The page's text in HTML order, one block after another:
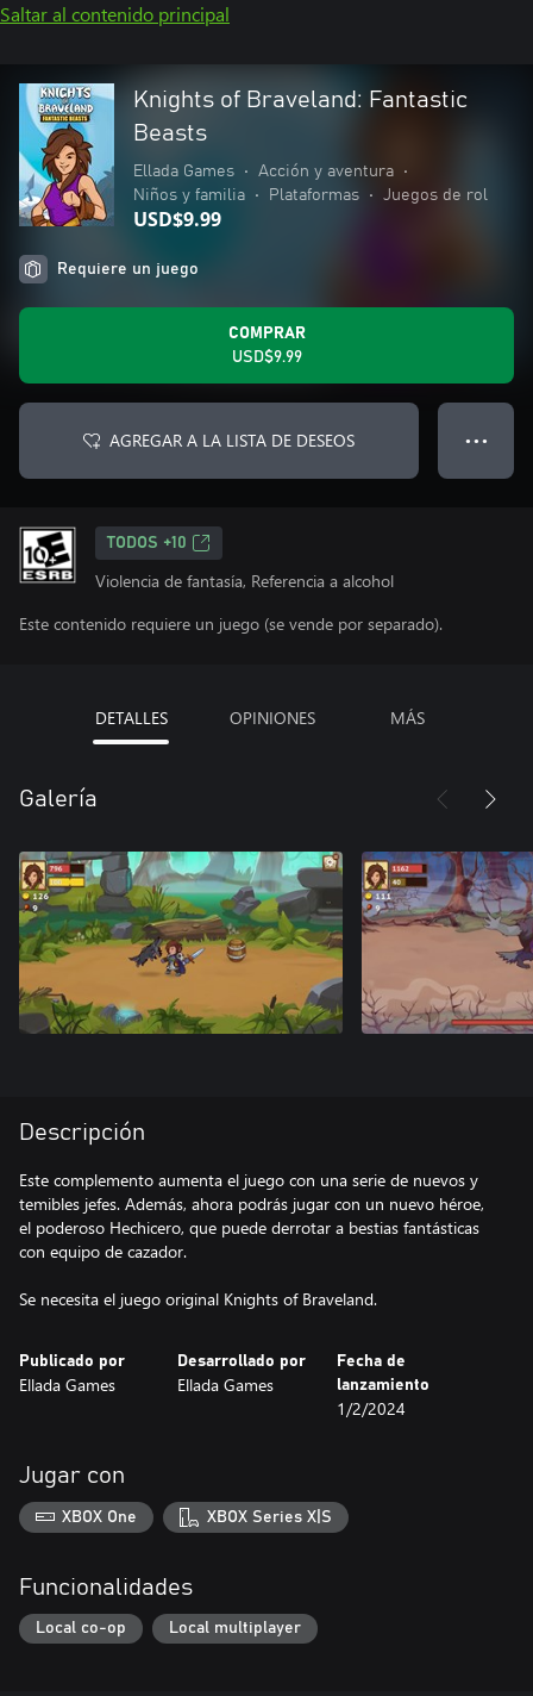
Saltar al contenido principal
Knights of Braveland: Fantastic
Beasts
Ellada Games • Acción y aventura
•
Niños y familia
• Plataformas • Juegos de rol
USD$9.99
Requiere un juego
COMPRAR
USD$9.99
AGREGAR A LA LISTA DE DESEOS ● ● ●
TODOS +10
Violencia de fantasía, Referencia a alcohol
Este contenido requiere un juego (se vende por separado).
DETALLES OPINIONES MÁS
Galería
Descripción
Este complemento aumenta el juego con una serie de nuevos y
temibles jefes. Además, ahora podrás jugar con un nuevo héroe,
el poderoso Hechicero, que puede derrotar a bestias fantásticas
con equipo de cazador.
Se necesita el juego original Knights of Braveland.
Publicado por
Ellada Games
Desarrollado por
Ellada Games
Fecha de
lanzamiento
1/2/2024
Jugar con
XBOX One XBOX Series X|S
Funcionalidades
Local co-op Local multiplayer